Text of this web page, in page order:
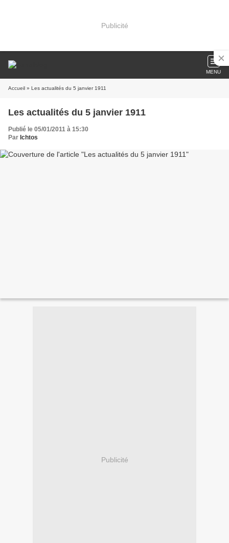
Publicité
MENU
Accueil » Les actualités du 5 janvier 1911
Les actualités du 5 janvier 1911
Publié le 05/01/2011 à 15:30
Par Ichtos
Publicité